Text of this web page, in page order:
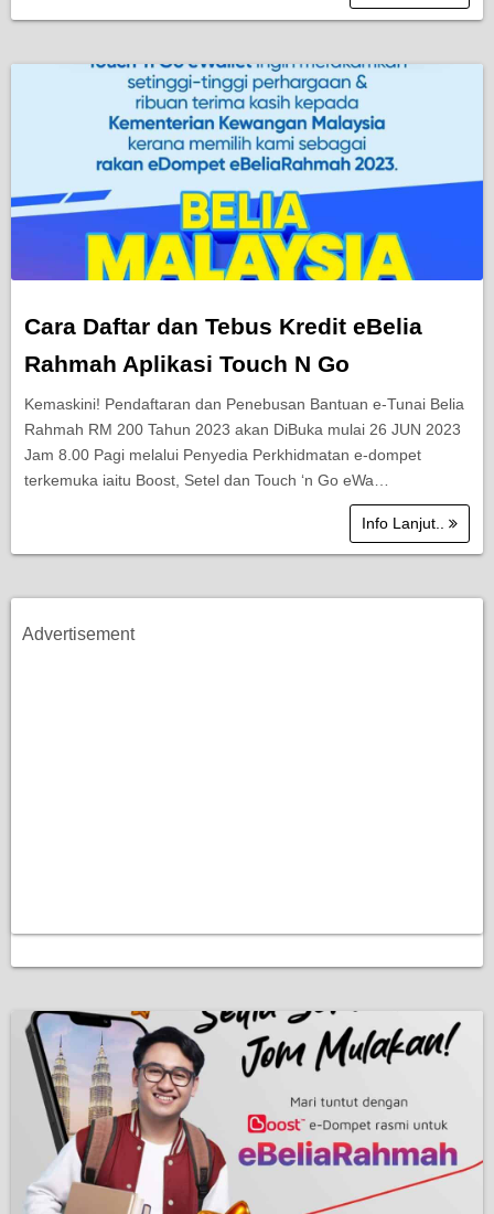
Cara Daftar dan Tebus Kredit eBelia
Rahmah Aplikasi Touch N Go
Kemaskini! Pendaftaran dan Penebusan Bantuan e-Tunai Belia
Rahmah RM 200 Tahun 2023 akan DiBuka mulai 26 JUN 2023
Jam 8.00 Pagi melalui Penyedia Perkhidmatan e-dompet
terkemuka iaitu Boost, Setel dan Touch ‘n Go eWa…
Info Lanjut..
Advertisement